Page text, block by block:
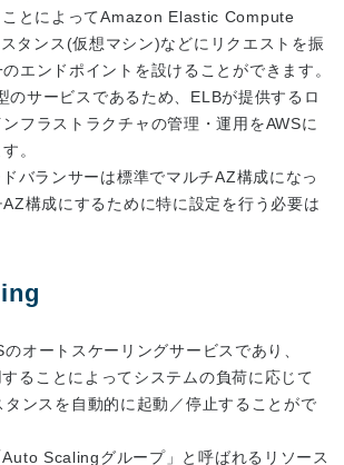
ことによってAmazon Elastic Compute
タンス(仮想マシン)などにリクエストを振
エンドポイントを設けることができます。
のサービスであるため、ELBが提供するロ
フラストラクチャの管理・運用をAWSに
。
バランサーは標準でマルチAZ構成になっ
構成にするために特に設定を行う必要は
オートスケーリングサービスであり、
ることによってシステムの負荷に応じて
ンスを自動的に起動／停止することがで
Scalingグループ」と呼ばれるリソース